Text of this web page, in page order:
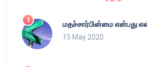
மதச்சார்பின்மை என்பது
15 May 2020